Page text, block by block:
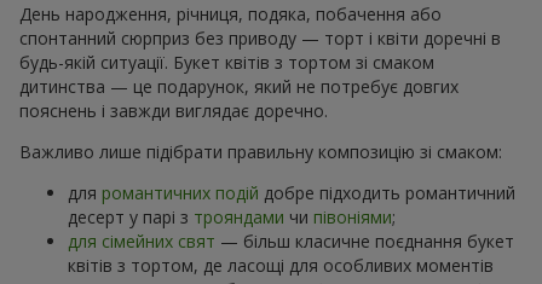
День народження, річниця, подяка, побачення або
спонтанний сюрприз без приводу — торт і квіти доречні в
будь-якій ситуації. Букет квітів з тортом зі смаком
дитинства — це подарунок, який не потребує довгих
пояснень і завжди виглядає доречно.
Важливо лише підібрати правильну композицію зі смаком:
для романтичних подій добре підходить романтичний
десерт у парі з трояндами чи півоніями;
для сімейних свят — більш класичне поєднання букет
квітів з тортом, де ласощі для особливих моментів